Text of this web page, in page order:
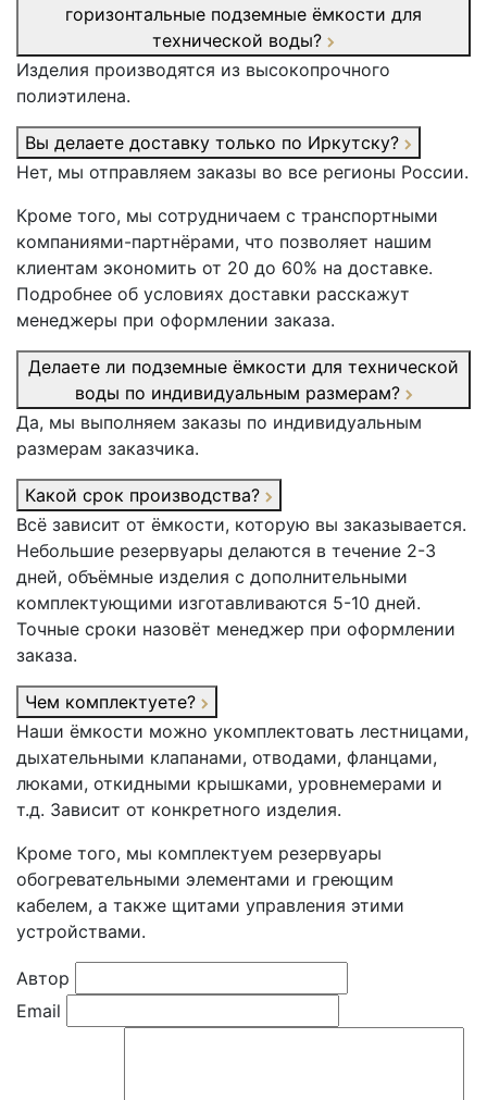
горизонтальные подземные ёмкости для
технической воды?
Изделия производятся из высокопрочного
полиэтилена.
Вы делаете доставку только по Иркутску?
Нет, мы отправляем заказы во все регионы России.
Кроме того, мы сотрудничаем с транспортными
компаниями-партнёрами, что позволяет нашим
клиентам экономить от 20 до 60% на доставке.
Подробнее об условиях доставки расскажут
менеджеры при оформлении заказа.
Делаете ли подземные ёмкости для технической
воды по индивидуальным размерам?
Да, мы выполняем заказы по индивидуальным
размерам заказчика.
Какой срок производства?
Всё зависит от ёмкости, которую вы заказывается.
Небольшие резервуары делаются в течение 2-3
дней, объёмные изделия с дополнительными
комплектующими изготавливаются 5-10 дней.
Точные сроки назовёт менеджер при оформлении
заказа.
Чем комплектуете?
Наши ёмкости можно укомплектовать лестницами,
дыхательными клапанами, отводами, фланцами,
люками, откидными крышками, уровнемерами и
т.д. Зависит от конкретного изделия.
Кроме того, мы комплектуем резервуары
обогревательными элементами и греющим
кабелем, а также щитами управления этими
устройствами.
Автор
Email